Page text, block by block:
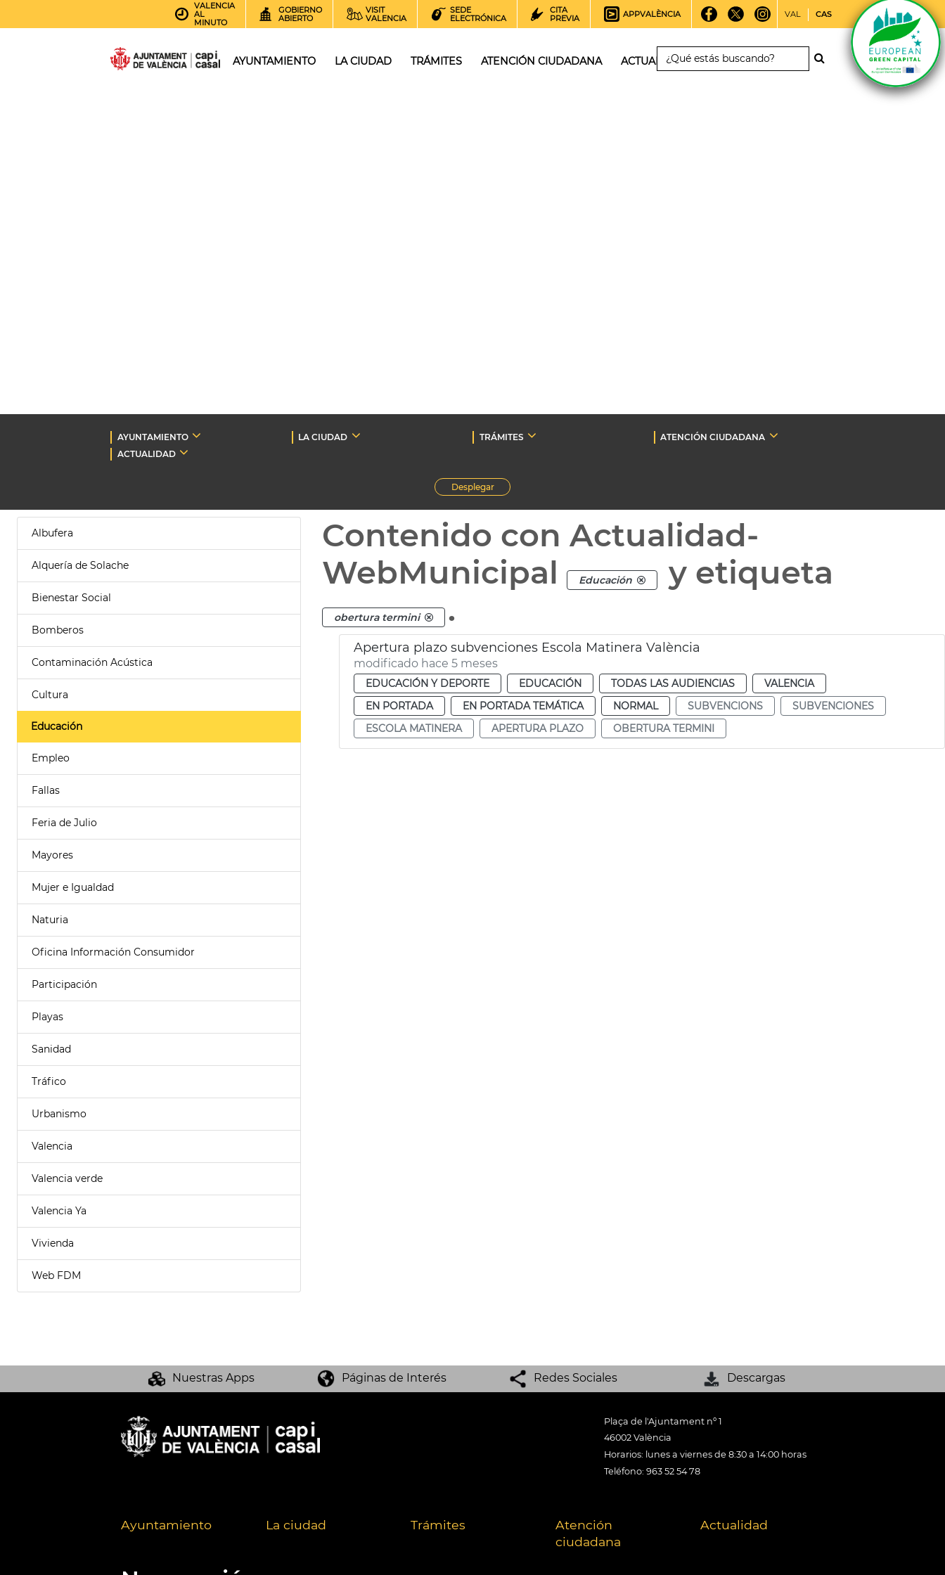
VALENCIA
AL
MINUTO
GOBIERNO
ABIERTO
VISIT
VALENCIA
SEDE
ELECTRÓNICA
CITA
PREVIA
APPVALÈNCIA VAL CAS
AYUNTAMIENTO LA CIUDAD TRÁMITES ATENCIÓN CIUDADANA ACTUALIDAD
AYUNTAMIENTO LA CIUDAD TRÁMITES
ATENCIÓN CIUDADANA
ACTUALIDAD
Desplegar
Albufera
Alquería de Solache
Bienestar Social
Bomberos
Contaminación Acústica
Cultura
Educación
Empleo
Fallas
Feria de Julio
Mayores
Mujer e Igualdad
Naturia
Oficina Información Consumidor
Participación
Playas
Sanidad
Tráfico
Urbanismo
Valencia
Valencia verde
Valencia Ya
Vivienda
Web FDM
Contenido con Actualidad-
WebMunicipal
Educación y etiqueta
obertura termini .
Apertura plazo subvenciones Escola Matinera València
modificado hace 5 meses
EDUCACIÓN Y DEPORTE EDUCACIÓN TODAS LAS AUDIENCIAS
VALENCIA
EN PORTADA
EN PORTADA TEMÁTICA NORMAL SUBVENCIONS
SUBVENCIONES
ESCOLA MATINERA
APERTURA PLAZO OBERTURA TERMINI
Nuestras Apps Páginas de Interés Redes Sociales Descargas
Plaça de l'Ajuntament nº 1
46002 València
Horarios: lunes a viernes de 8:30 a 14:00 horas
Teléfono: 963 52 54 78
Ayuntamiento La ciudad Trámites
Atención
ciudadana
Actualidad